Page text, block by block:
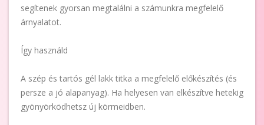
segítenek gyorsan megtalálni a számunkra megfelelő
árnyalatot.
Így használd
A szép és tartós gél lakk titka a megfelelő előkészítés (és
persze a jó alapanyag). Ha helyesen van elkészítve hetekig
gyönyörködhetsz új körmeidben.